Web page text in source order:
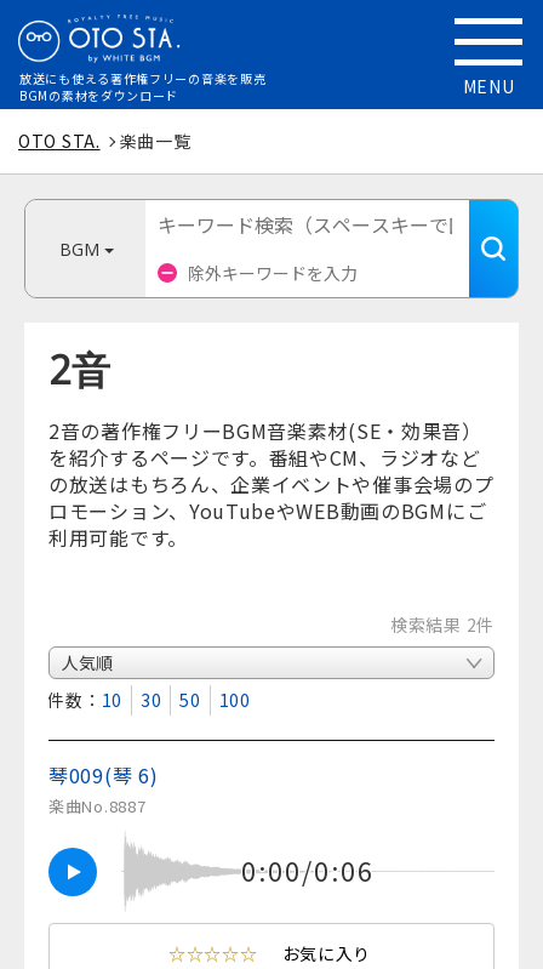
放送にも使える著作権フリーの音楽を販売
BGMの素材をダウンロード
MENU
OTO STA. 楽曲一覧
BGM
2音
2音の著作権フリーBGM音楽素材(SE・効果音）
を紹介するページです。番組やCM、ラジオなど
の放送はもちろん、企業イベントや催事会場のプ
ロモーション、YouTubeやWEB動画のBGMにご
利用可能です。
検索結果 2件
表示件数： 10 30 50 100
琴009(琴 6)
楽曲No.8887
0:00/0:06
☆☆☆☆☆ お気に入り